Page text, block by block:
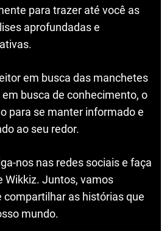
para trazer até você as
aprofundadas e
em busca das manchetes
busca de conhecimento, o
para se manter informado e
ao seu redor.
nos nas redes sociais e faça
Wikkiz. Juntos, vamos
compartilhar as histórias que
mundo.